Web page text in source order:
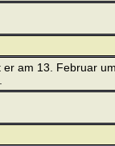
er am 13. Februar